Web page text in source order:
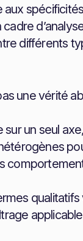
différents
une vérité
un seul
qualitatifs